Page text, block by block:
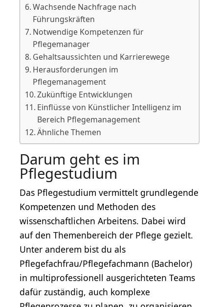
Wachsende Nachfrage nach
Führungskräften
Notwendige Kompetenzen für
Pflegemanager
Gehaltsaussichten und Karrierewege
Herausforderungen im
Pflegemanagement
Zukünftige Entwicklungen
Einflüsse von Künstlicher Intelligenz im
Bereich Pflegemanagement
Ähnliche Themen
Darum geht es im
Pflegestudium
Das Pflegestudium vermittelt grundlegende
Kompetenzen und Methoden des
wissenschaftlichen Arbeitens. Dabei wird
auf den Themenbereich der Pflege gezielt.
Unter anderem bist du als
Pflegefachfrau/Pflegefachmann (Bachelor)
in multiprofessionell ausgerichteten Teams
dafür zuständig, auch komplexe